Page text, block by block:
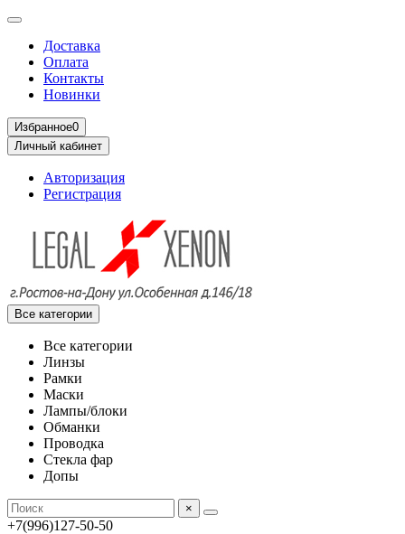
Доставка
Оплата
Контакты
Новинки
Избранное0
Личный кабинет
Авторизация
Регистрация
Все категории
Все категории
Линзы
Рамки
Маски
Лампы/блоки
Обманки
Проводка
Стекла фар
Допы
×
+7(996)127-50-50